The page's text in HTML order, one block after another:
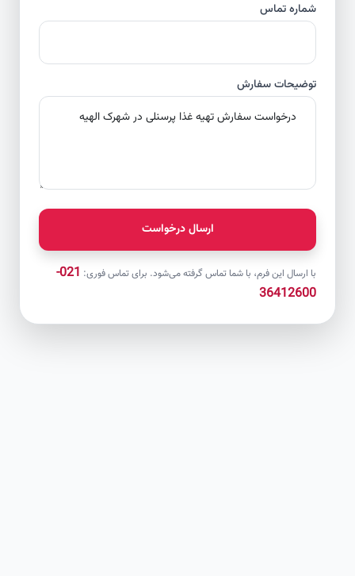
شماره تماس
توضیحات سفارش
ارسال درخواست
با ارسال این فرم، با شما تماس گرفته می‌شود. برای تماس فوری:
021-
36412600